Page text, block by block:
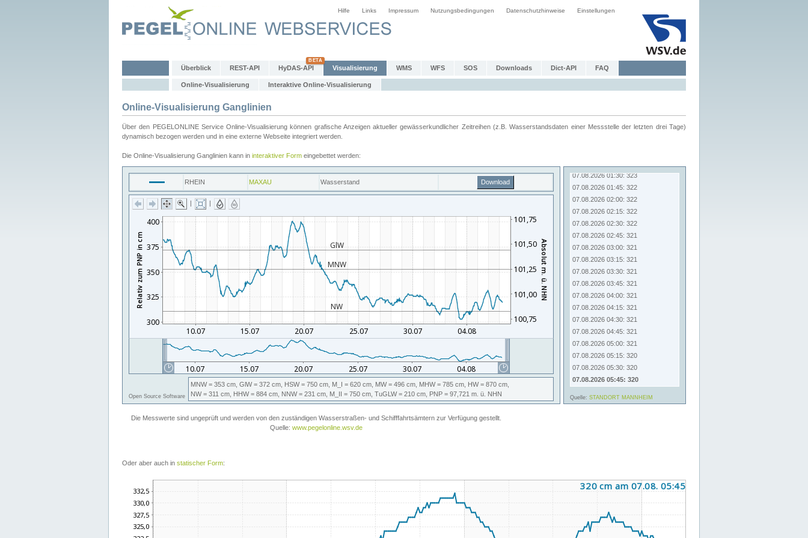
Hilfe Links Impressum Nutzungsbedingungen Datenschutzhinweise Einstellungen
Überblick REST-API HyDAS-API Visualisierung WMS WFS SOS Downloads Dict-API FAQ
Online-Visualisierung Interaktive Online-Visualisierung
Online-Visualisierung Ganglinien
Über den PEGELONLINE Service Online-Visualisierung können grafische Anzeigen aktueller gewässerkundlicher Zeitreihen (z.B. Wasserstandsdaten einer Messstelle der letzten drei Tage)
dynamisch bezogen werden und in eine externe Webseite integriert werden.
Die Online-Visualisierung Ganglinien kann in interaktiver Form eingebettet werden:
Oder aber auch in statischer Form: